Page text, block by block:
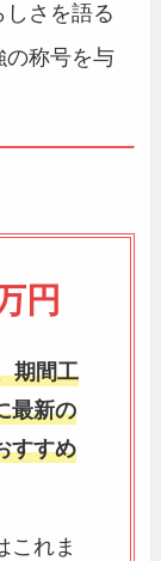
さを語る
の称号を与
円
期間工
最新の
すすめ
これま